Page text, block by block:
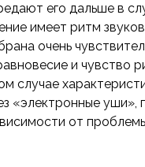
его дальше в
имеет ритм
очень
и чувство
случае
«электронные уши»,
от